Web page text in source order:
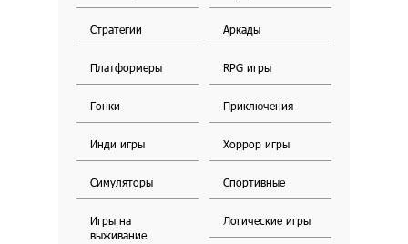
Стратегии Аркады
Платформеры RPG игры
Гонки Приключения
Инди игры Хоррор игры
Симуляторы Спортивные
Игры на
выживание
Логические игры